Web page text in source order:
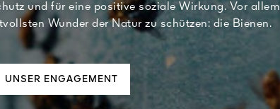
und für eine positive soziale Wirkung. Vor allem
Wunder der Natur zu schützen: die Bienen.
UNSER ENGAGEMENT